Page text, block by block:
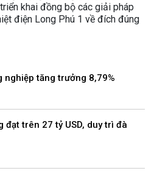
khai đồng bộ các giải pháp
điện Long Phú 1 về đích đúng
nghiệp tăng trưởng 8,79%
đạt trên 27 tỷ USD, duy trì đà